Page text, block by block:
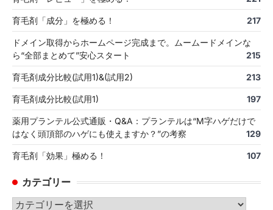
育毛剤「成分」を極める！ 217
ドメイン取得からホームページ完成まで。ムームードメインな
ら“全部まとめて”安心スタート
215
育毛剤成分比較(試用1)&(試用2) 213
育毛剤成分比較(試用1) 197
薬用プランテル公式通販・Q&A：プランテルは“M字ハゲだけで
はなく頭頂部のハゲにも使えますか？”の考察
129
育毛剤「効果」極める！ 107
カテゴリー
カ